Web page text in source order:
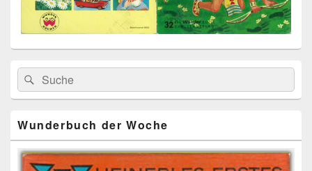
Primärer
Seitenleisten
Widget-
Bereich
Search
for:
Suche
Wunderbuch der Woche